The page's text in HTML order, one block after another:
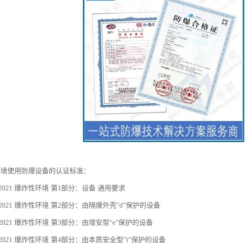
使用防爆设备的认证标准：
爆炸性环境 第1部分：设备 通用要求
爆炸性环境 第2部分：由隔爆外壳“d”保护的设备
爆炸性环境 第3部分：由增安型“e”保护的设备
爆炸性环境 第4部分：由本质安全型“i”保护的设备